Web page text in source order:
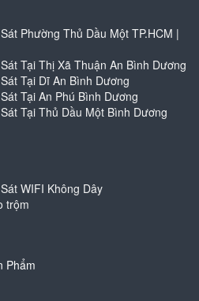
Phường Thủ Dầu Một TP.HCM |
Tại Thị Xã Thuận An Bình Dương
Tại Dĩ An Bình Dương
Tại An Phú Bình Dương
Tại Thủ Dầu Một Bình Dương
WIFI Không Dây
trộm
Phẩm